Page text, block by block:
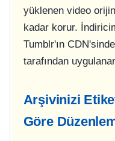
yüklenen video
kadar korur.
Tumblr'ın
tarafından
Arşivinizi
Göre